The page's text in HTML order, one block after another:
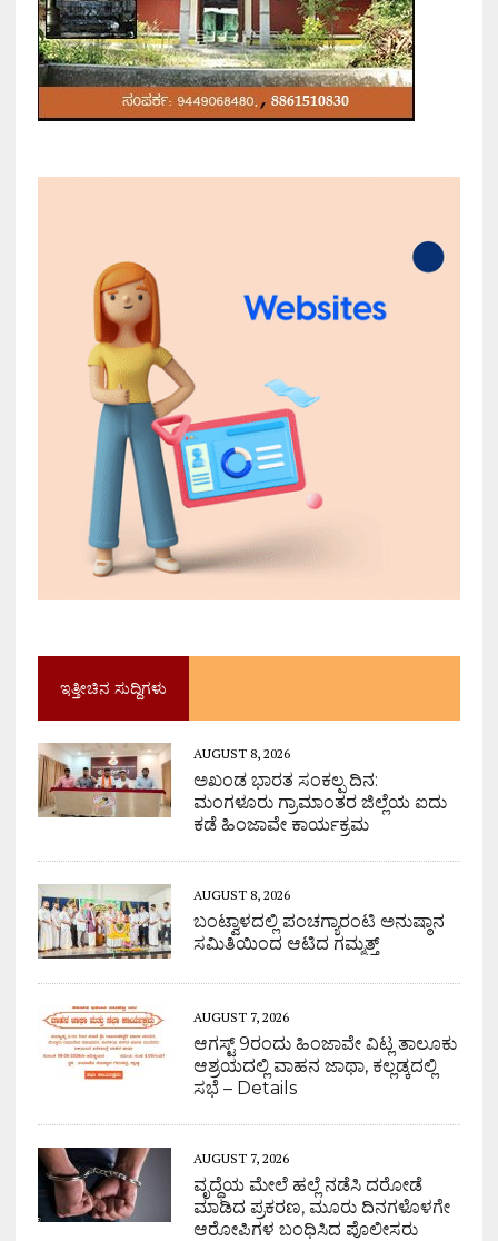
ಇತ್ತೀಚಿನ ಸುದ್ದಿಗಳು
AUGUST 8, 2026
ಅಖಂಡ ಭಾರತ ಸಂಕಲ್ಪ ದಿನ:
ಮಂಗಳೂರು ಗ್ರಾಮಾಂತರ ಜಿಲ್ಲೆಯ ಐದು
ಕಡೆ ಹಿಂಜಾವೇ ಕಾರ್ಯಕ್ರಮ
AUGUST 8, 2026
ಬಂಟ್ವಾಳದಲ್ಲಿ ಪಂಚಗ್ಯಾರಂಟಿ ಅನುಷ್ಠಾನ
ಸಮಿತಿಯಿಂದ ಆಟಿದ ಗಮ್ಮತ್ತ್
AUGUST 7, 2026
ಆಗಸ್ಟ್ 9ರಂದು ಹಿಂಜಾವೇ ವಿಟ್ಲ ತಾಲೂಕು
ಆಶ್ರಯದಲ್ಲಿ ವಾಹನ ಜಾಥಾ, ಕಲ್ಲಡ್ಕದಲ್ಲಿ
ಸಭೆ – Details
AUGUST 7, 2026
ವೃದ್ಧೆಯ ಮೇಲೆ ಹಲ್ಲೆ ನಡೆಸಿ ದರೋಡೆ
ಮಾಡಿದ ಪ್ರಕರಣ, ಮೂರು ದಿನಗಳೊಳಗೇ
ಆರೋಪಿಗಳ ಬಂಧಿಸಿದ ಪೊಲೀಸರು